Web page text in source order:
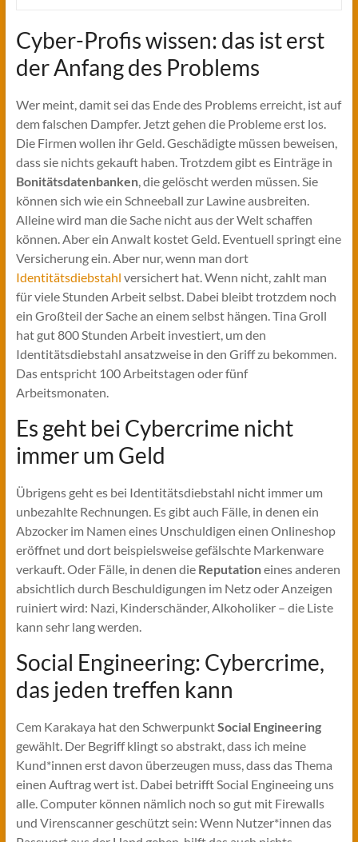
Cyber-Profis wissen: das ist erst
der Anfang des Problems
Wer meint, damit sei das Ende des Problems erreicht, ist auf
dem falschen Dampfer. Jetzt gehen die Probleme erst los.
Die Firmen wollen ihr Geld. Geschädigte müssen beweisen,
dass sie nichts gekauft haben. Trotzdem gibt es Einträge in
Bonitätsdatenbanken, die gelöscht werden müssen. Sie
können sich wie ein Schneeball zur Lawine ausbreiten.
Alleine wird man die Sache nicht aus der Welt schaffen
können. Aber ein Anwalt kostet Geld. Eventuell springt eine
Versicherung ein. Aber nur, wenn man dort
Identitätsdiebstahl versichert hat. Wenn nicht, zahlt man
für viele Stunden Arbeit selbst. Dabei bleibt trotzdem noch
ein Großteil der Sache an einem selbst hängen. Tina Groll
hat gut 800 Stunden Arbeit investiert, um den
Identitätsdiebstahl ansatzweise in den Griff zu bekommen.
Das entspricht 100 Arbeitstagen oder fünf
Arbeitsmonaten.
Es geht bei Cybercrime nicht
immer um Geld
Übrigens geht es bei Identitätsdiebstahl nicht immer um
unbezahlte Rechnungen. Es gibt auch Fälle, in denen ein
Abzocker im Namen eines Unschuldigen einen Onlineshop
eröffnet und dort beispielsweise gefälschte Markenware
verkauft. Oder Fälle, in denen die Reputationeines anderen
absichtlich durch Beschuldigungen im Netz oder Anzeigen
ruiniert wird: Nazi, Kinderschänder, Alkoholiker – die Liste
kann sehr lang werden.
Social Engineering: Cybercrime,
das jeden treffen kann
Cem Karakaya hat den SchwerpunktSocial Engineering
gewählt. Der Begriff klingt so abstrakt, dass ich meine
Kund*innen erst davon überzeugen muss, dass das Thema
einen Auftrag wert ist. Dabei betrifft Social Engineeing uns
alle. Computer können nämlich noch so gut mit Firewalls
und Virenscanner geschützt sein: Wenn Nutzer*innen das